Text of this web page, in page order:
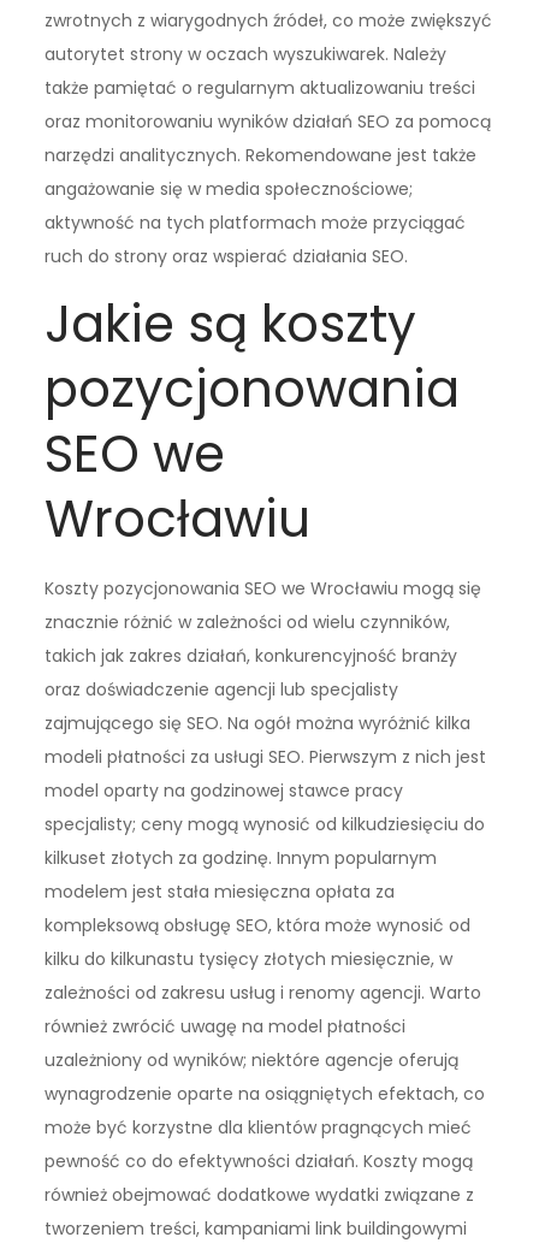
zwrotnych z wiarygodnych źródeł, co może zwiększyć
autorytet strony w oczach wyszukiwarek. Należy
także pamiętać o regularnym aktualizowaniu treści
oraz monitorowaniu wyników działań SEO za pomocą
narzędzi analitycznych. Rekomendowane jest także
angażowanie się w media społecznościowe;
aktywność na tych platformach może przyciągać
ruch do strony oraz wspierać działania SEO.
Jakie są koszty
pozycjonowania
SEO we
Wrocławiu
Koszty pozycjonowania SEO we Wrocławiu mogą się
znacznie różnić w zależności od wielu czynników,
takich jak zakres działań, konkurencyjność branży
oraz doświadczenie agencji lub specjalisty
zajmującego się SEO. Na ogół można wyróżnić kilka
modeli płatności za usługi SEO. Pierwszym z nich jest
model oparty na godzinowej stawce pracy
specjalisty; ceny mogą wynosić od kilkudziesięciu do
kilkuset złotych za godzinę. Innym popularnym
modelem jest stała miesięczna opłata za
kompleksową obsługę SEO, która może wynosić od
kilku do kilkunastu tysięcy złotych miesięcznie, w
zależności od zakresu usług i renomy agencji. Warto
również zwrócić uwagę na model płatności
uzależniony od wyników; niektóre agencje oferują
wynagrodzenie oparte na osiągniętych efektach, co
może być korzystne dla klientów pragnących mieć
pewność co do efektywności działań. Koszty mogą
również obejmować dodatkowe wydatki związane z
tworzeniem treści, kampaniami link buildingowymi